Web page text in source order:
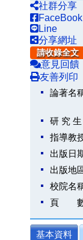
社群分享
FaceBook
Line
分享網址
請收錄全文
意見回饋
友善列印
論著名
研 究 生
指導教
出版日
出版地
校院名
頁 數
基本資料